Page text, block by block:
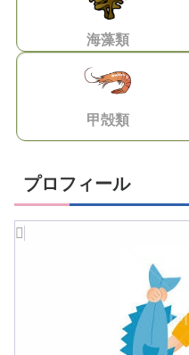
海藻類
甲殻類
プロフィール